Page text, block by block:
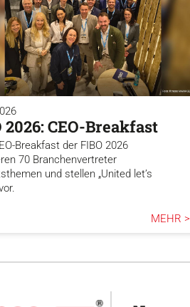
2026: CEO-Breakfast
Breakfast der FIBO 2026
70 Branchenvertreter
und stellen „United let’s
MEHR >